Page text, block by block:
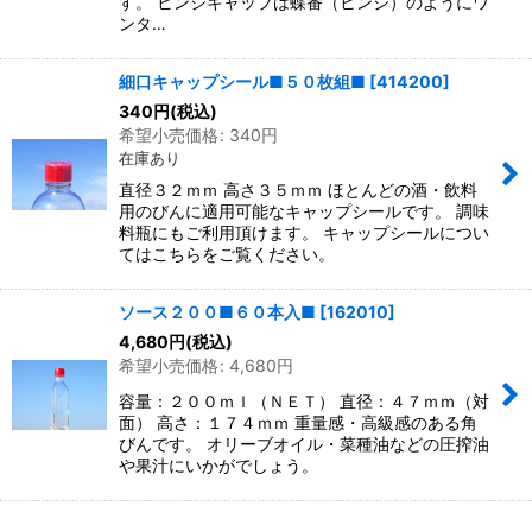
ンタ…
細口キャップシール■５０枚組■ [414200]
340円(税込)
希望小売価格: 340円
在庫あり
直径３２ｍｍ 高さ３５ｍｍ ほとんどの酒・飲料
用のびんに適用可能なキャップシールです。 調味
料瓶にもご利用頂けます。 キャップシールについ
てはこちらをご覧ください。
ソース２００■６０本入■ [162010]
4,680円(税込)
希望小売価格: 4,680円
容量：２００ｍｌ（ＮＥＴ） 直径：４７ｍｍ（対
面） 高さ：１７４ｍｍ 重量感・高級感のある角
びんです。 オリーブオイル・菜種油などの圧搾油
や果汁にいかがでしょう。